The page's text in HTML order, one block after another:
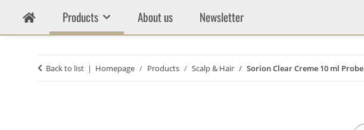
Products About us Newsletter
Back to list Homepage Products Scalp & Hair Sorion Clear Creme 10 ml Probe